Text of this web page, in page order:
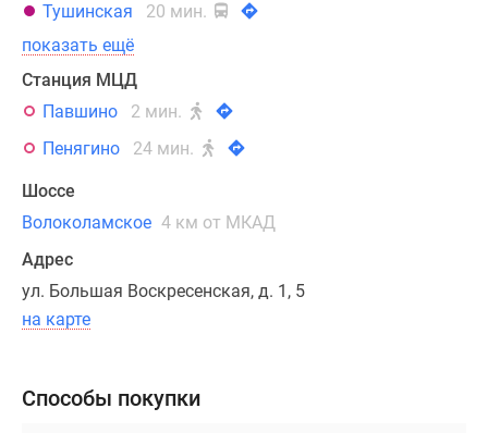
студий,
одно-,
двух-
трехкомнатных
квартир
функциональными
планировками
и
трехметровыми
большинстве
Тушинская
20 мин.
показать ещё
Станция МЦД
Павшино
2 мин.
Пенягино
24 мин.
Шоссе
Волоколамское 4 км от МКАД
Адрес
ул. Большая Воскресенская, д. 1, 5
на карте
Способы покупки